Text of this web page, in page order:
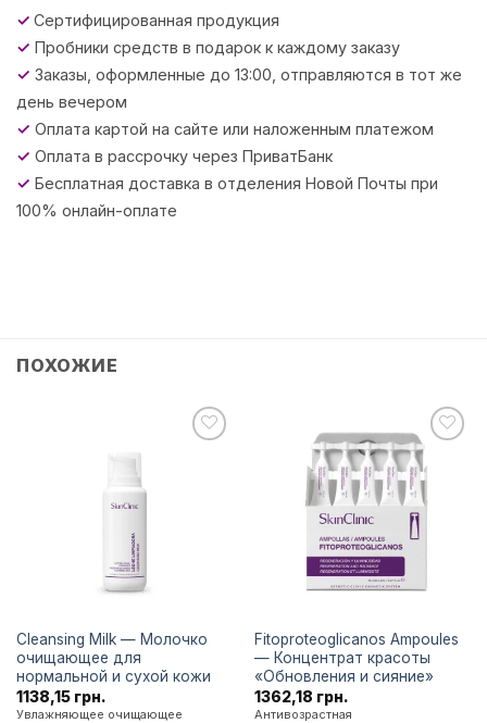
✓ Сертифицированная продукция
✓ Пробники средств в подарок к каждому заказу
✓ Заказы, оформленные до 13:00, отправляются в тот же
день вечером
✓ Оплата картой на сайте или наложенным платежом
✓ Оплата в рассрочку через ПриватБанк
✓ Бесплатная доставка в отделения Новой Почты при
100% онлайн-оплате
ПОХОЖИЕ
Cleansing Milk — Молочко
очищающее для
нормальной и сухой кожи
1138,15 грн.
Увлажняющее очищающее
Додати
списку
бажань
Fitoproteoglicanos Ampoules
— Концентрат красоты
«Обновления и сияние»
1362,18 грн.
Антивозрастная